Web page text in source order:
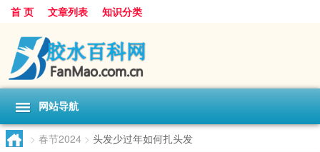
首 页 文章列表 知识分类
网站导航
> 春节2024 > 头发少过年如何扎头发